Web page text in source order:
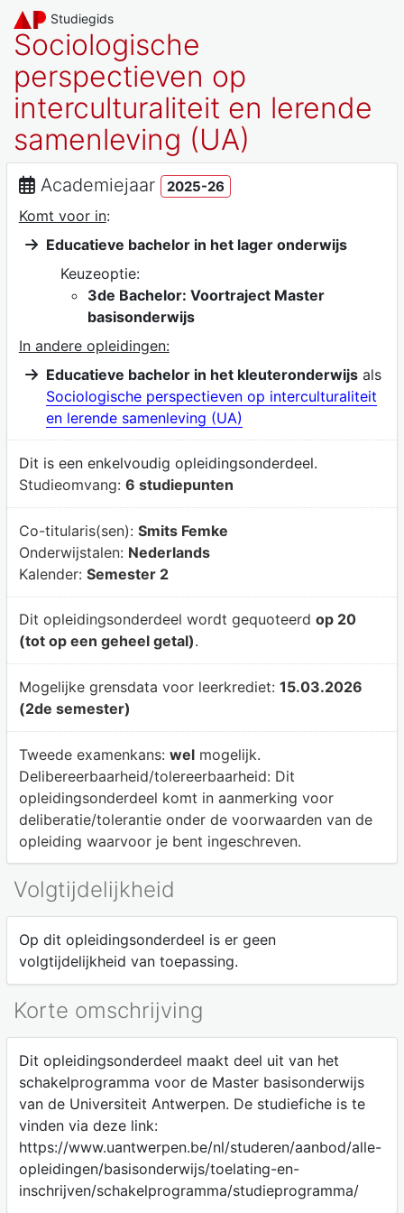
Studiegids
Sociologische
perspectieven op
interculturaliteit en lerende
samenleving (UA)
Academiejaar 2025-26
Komt voor in:
Educatieve bachelor in het lager onderwijs
Keuzeoptie:
3de Bachelor: Voortraject Master
basisonderwijs
In andere opleidingen:
Educatieve bachelor in het kleuteronderwijsals
Sociologische perspectieven op interculturaliteit
en lerende samenleving (UA)
Dit is een enkelvoudig opleidingsonderdeel.
Studieomvang: 6 studiepunten
Co-titularis(sen): Smits Femke
Onderwijstalen: Nederlands
Kalender: Semester 2
Dit opleidingsonderdeel wordt gequoteerd op 20
(tot op een geheel getal).
Mogelijke grensdata voor leerkrediet: 15.03.2026
(2de semester)
Tweede examenkans: welmogelijk.
Delibereerbaarheid/tolereerbaarheid: Dit
opleidingsonderdeel komt in aanmerking voor
deliberatie/tolerantie onder de voorwaarden van de
opleiding waarvoor je bent ingeschreven.
Volgtijdelijkheid
Op dit opleidingsonderdeel is er geen
volgtijdelijkheid van toepassing.
Korte omschrijving
Dit opleidingsonderdeel maakt deel uit van het
schakelprogramma voor de Master basisonderwijs
van de Universiteit Antwerpen. De studiefiche is te
vinden via deze link:
https://www.uantwerpen.be/nl/studeren/aanbod/alle-
opleidingen/basisonderwijs/toelating-en-
inschrijven/schakelprogramma/studieprogramma/